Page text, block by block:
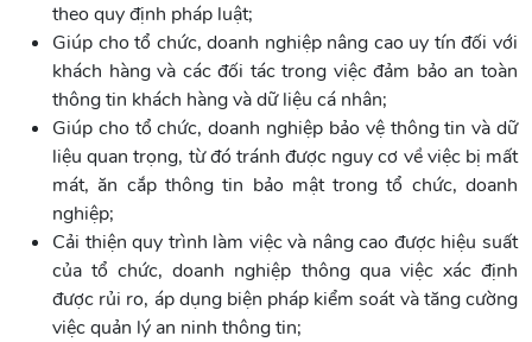
theo quy định pháp luật;
Giúp cho tổ chức, doanh nghiệp nâng cao uy tín đối với
khách hàng và các đối tác trong việc đảm bảo an toàn
thông tin khách hàng và dữ liệu cá nhân;
Giúp cho tổ chức, doanh nghiệp bảo vệ thông tin và dữ
liệu quan trọng, từ đó tránh được nguy cơ về việc bị mất
mát, ăn cắp thông tin bảo mật trong tổ chức, doanh
nghiệp;
Cải thiện quy trình làm việc và nâng cao được hiệu suất
của tổ chức, doanh nghiệp thông qua việc xác định
được rủi ro, áp dụng biện pháp kiểm soát và tăng cường
việc quản lý an ninh thông tin;